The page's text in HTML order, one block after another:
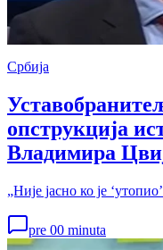
Србија
опструкција
Владимира
„Није јасно ко је
pre 00 minuta